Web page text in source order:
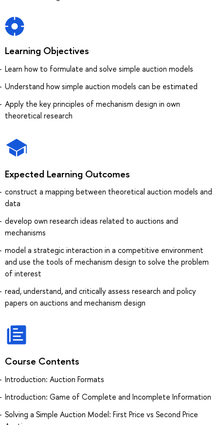
Learning Objectives
Learn how to formulate and solve simple auction models
Understand how simple auction models can be estimated
Apply the key principles of mechanism design in own
theoretical research
Expected Learning Outcomes
construct a mapping between theoretical auction models and
data
develop own research ideas related to auctions and
mechanisms
model a strategic interaction in a competitive environment
and use the tools of mechanism design to solve the problem
of interest
read, understand, and critically assess research and policy
papers on auctions and mechanism design
Course Contents
Introduction: Auction Formats
Introduction: Game of Complete and Incomplete Information
Solving a Simple Auction Model: First Price vs Second Price